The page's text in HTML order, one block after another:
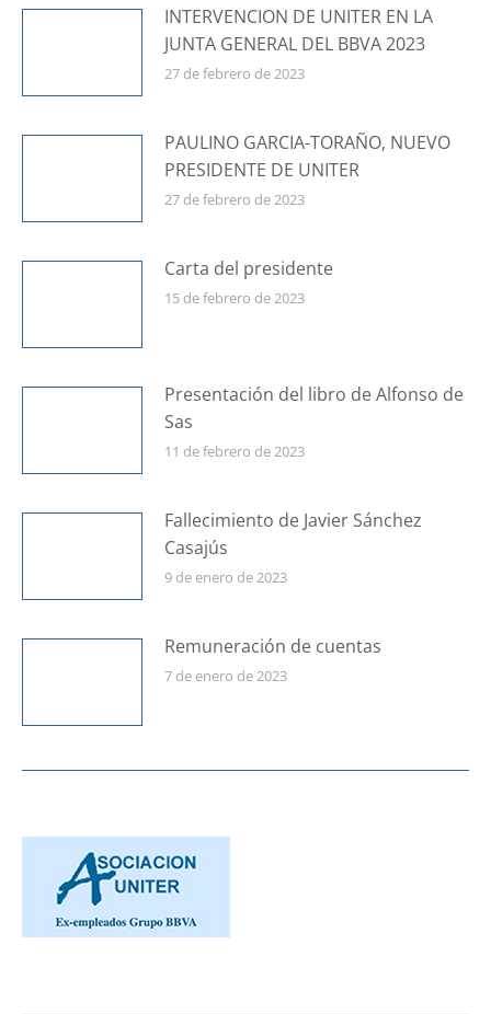
INTERVENCION DE UNITER EN LA
JUNTA GENERAL DEL BBVA 2023
27 de febrero de 2023
PAULINO GARCIA-TORAÑO, NUEVO
PRESIDENTE DE UNITER
27 de febrero de 2023
Carta del presidente
15 de febrero de 2023
Presentación del libro de Alfonso de
Sas
11 de febrero de 2023
Fallecimiento de Javier Sánchez
Casajús
9 de enero de 2023
Remuneración de cuentas
7 de enero de 2023